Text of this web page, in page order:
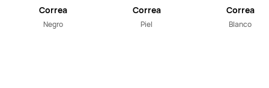
Correa
Negro
Correa
Piel
Correa
Blanco